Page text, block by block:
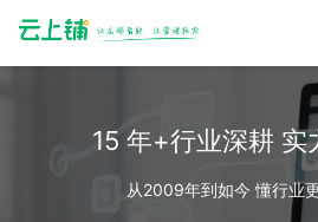
15 年+行业深耕 实
从2009年到如今 懂行业